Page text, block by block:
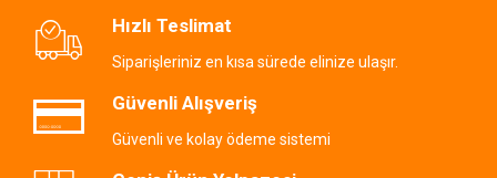
Hızlı Teslimat
Siparişleriniz en kısa sürede elinize ulaşır.
Güvenli Alışveriş
Güvenli ve kolay ödeme sistemi